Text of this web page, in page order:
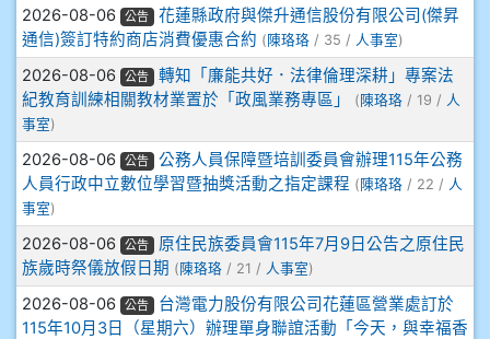
908彭主豪
909林柏翰
909林玉楓
909林朝智
910謝尚橙
910呂芃澔
2026-08-06 公告
花蓮縣政府與傑升通信股份有限公司(傑昇
通信)簽訂特約商店消費優惠合約 (陳珞珞 / 35 / 人事室)
2026-08-06 公告
轉知「廉能共好．法律倫理深耕」專案法
紀教育訓練相關教材業置於「政風業務專區」
( 陳珞珞 / 19 / 人
事室)
2026-08-06 公告
公務人員保障暨培訓委員會辦理115年公務
人員行政中立數位學習暨抽獎活動之指定課程 (陳珞珞 / 22 / 人
事室)
2026-08-06 公告
原住民族委員會115年7月9日公告之原住民
族歲時祭儀放假日期 ( 陳珞珞 / 21 / 人事室)
2026-08-06 公告
台灣電力股份有限公司花蓮區營業處訂於
115年10月3日（星期六）辦理單身聯誼活動「今天，與幸福香